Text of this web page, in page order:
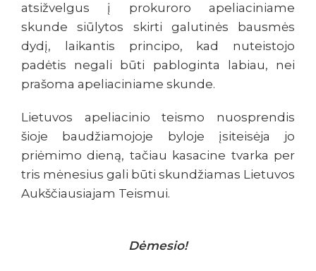
atsižvelgus į prokuroro apeliaciniame
skunde siūlytos skirti galutinės bausmės
dydį, laikantis principo, kad nuteistojo
padėtis negali būti pabloginta labiau, nei
prašoma apeliaciniame skunde.
Lietuvos apeliacinio teismo nuosprendis
šioje baudžiamojoje byloje įsiteisėja jo
priėmimo dieną, tačiau kasacine tvarka per
tris mėnesius gali būti skundžiamas Lietuvos
Aukščiausiajam Teismui.
Dėmesio!